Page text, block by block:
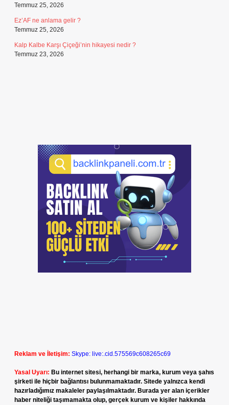
Temmuz 25, 2026
Ez’AF ne anlama gelir ?
Temmuz 25, 2026
Kalp Kalbe Karşı Çiçeği’nin hikayesi nedir ?
Temmuz 23, 2026
Reklam ve İletişim: Skype: live:.cid.575569c608265c69
Yasal Uyarı: Bu internet sitesi, herhangi bir marka, kurum veya şahıs
şirketi ile hiçbir bağlantısı bulunmamaktadır. Sitede yalnızca kendi
hazırladığımız makaleler paylaşılmaktadır. Burada yer alan içerikler
haber niteliği taşımamakta olup, gerçek kurum ve kişiler hakkında